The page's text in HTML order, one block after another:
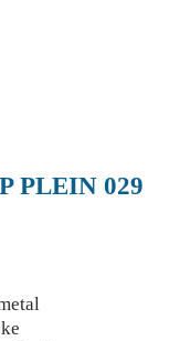
PLEIN 029